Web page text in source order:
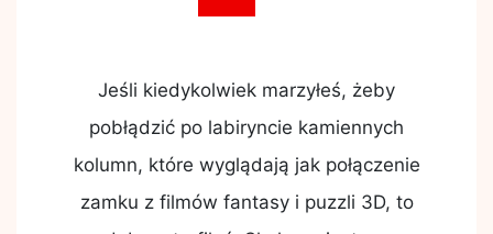
Jeśli kiedykolwiek marzyłeś, żeby
pobłądzić po labiryncie kamiennych
kolumn, które wyglądają jak połączenie
zamku z filmów fantasy i puzzli 3D, to